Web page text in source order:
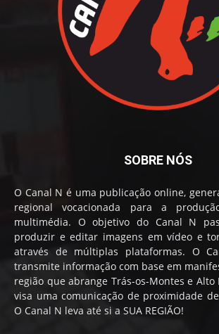
SOBRE NÓS
O Canal N é uma publicação online,
regional vocacionada para a
multimédia. O objetivo do Canal N
produzir e editar imagens em vídeo e
através de múltiplas plataformas. O
transmite informação com base em
região que abrange Trás-os-Montes e Alto
visa uma comunicação de proximidade
O Canal N leva até si a SUA REGIÃO!